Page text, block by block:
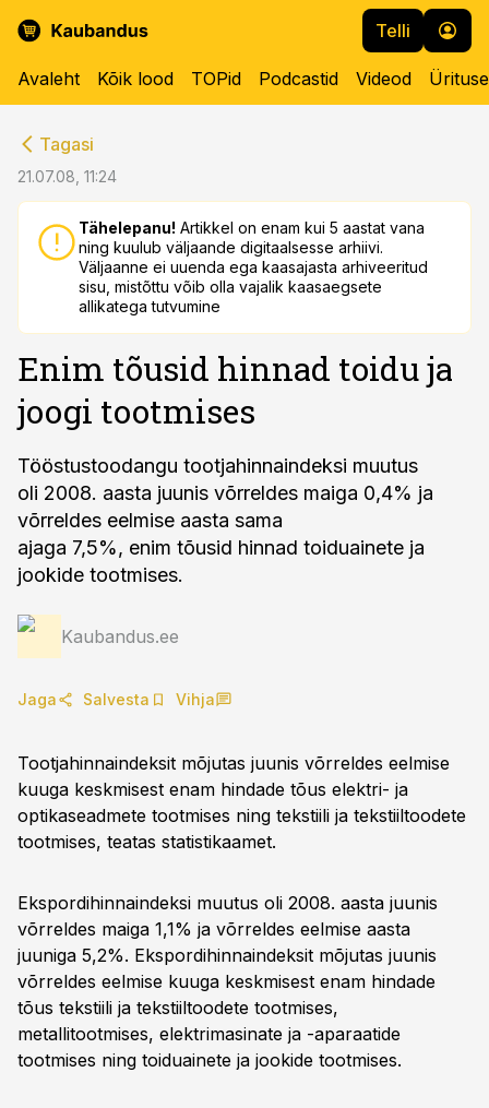
Telli
Avaleht Kõik lood TOPid Podcastid Videod
Tagasi
21.07.08, 11:24
Tähelepanu! Artikkel on enam kui 5 aastat vana
ning kuulub väljaande digitaalsesse arhiivi.
Väljaanne ei uuenda ega kaasajasta arhiveeritud
sisu, mistõttu võib olla vajalik kaasaegsete
allikatega tutvumine
Enim tõusid hinnad toidu ja
joogi tootmises
Tööstustoodangu tootjahinnaindeksi muutus
oli 2008. aasta juunis võrreldes maiga 0,4% ja
võrreldes eelmise aasta sama
ajaga 7,5%, enim tõusid hinnad toiduainete ja
jookide tootmises.
Kaubandus.ee
Jaga Salvesta Vihja
Tootjahinnaindeksit mõjutas juunis võrreldes eelmise
kuuga keskmisest enam hindade tõus elektri- ja
optikaseadmete tootmises ning tekstiili ja tekstiiltoodete
tootmises, teatas statistikaamet.
Ekspordihinnaindeksi muutus oli 2008. aasta juunis
võrreldes maiga 1,1% ja võrreldes eelmise aasta
juuniga 5,2%. Ekspordihinnaindeksit mõjutas juunis
võrreldes eelmise kuuga keskmisest enam hindade
tõus tekstiili ja tekstiiltoodete tootmises,
metallitootmises, elektrimasinate ja -aparaatide
tootmises ning toiduainete ja jookide tootmises.